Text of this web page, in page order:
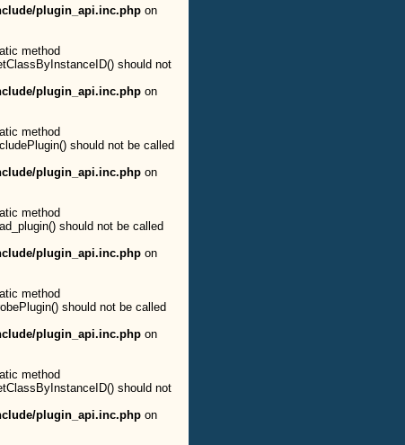
plugin_api.inc.php on
method
should not
plugin_api.inc.php on
method
should not be called
plugin_api.inc.php on
method
should not be called
plugin_api.inc.php on
method
should not be called
plugin_api.inc.php on
method
should not
plugin_api.inc.php on